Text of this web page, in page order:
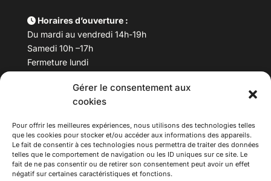
Gérer le consentement aux
cookies
Pour offrir les meilleures expériences, nous utilisons des technologies telles
que les cookies pour stocker et/ou accéder aux informations des appareils.
Le fait de consentir à ces technologies nous permettra de traiter des données
telles que le comportement de navigation ou les ID uniques sur ce site. Le
fait de ne pas consentir ou de retirer son consentement peut avoir un effet
négatif sur certaines caractéristiques et fonctions.
Horaires d’ouverture :
Du mardi au vendredi 14h-19h
Samedi 10h –17h
Fermeture lundi
Téléphone : 04 78 53 06 40
maisondesculturesasiatiques@asiexpo.com